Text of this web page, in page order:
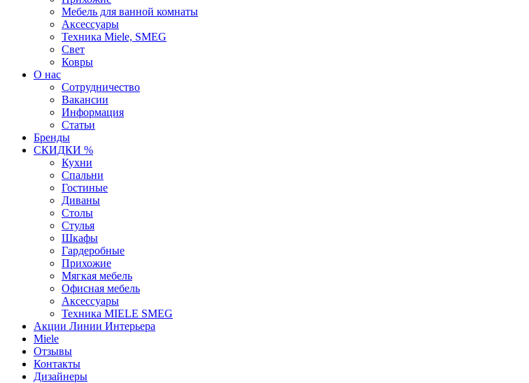
Мебель для ванной комнаты
Аксессуары
Техника Miele, SMEG
Свет
Ковры
О нас
Сотрудничество
Вакансии
Информация
Статьи
Бренды
СКИДКИ %
Кухни
Спальни
Гостиные
Диваны
Столы
Стулья
Шкафы
Гардеробные
Прихожие
Мягкая мебель
Офисная мебель
Аксессуары
Техника MIELE SMEG
Акции Линии Интерьера
Miele
Отзывы
Контакты
Дизайнеры